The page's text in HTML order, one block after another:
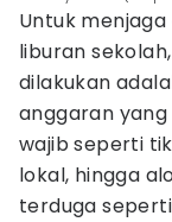
Untuk
liburan
dilakukan
anggaran
wajib seperti
lokal, hingga
terduga